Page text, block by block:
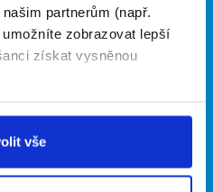
partnerům (např.
zobrazovat lepší
získat vysněnou
vše
Vložit inzerát
Ceník
Propagace
Naše další projekty
Mobilní aplikace
Fajn brigády